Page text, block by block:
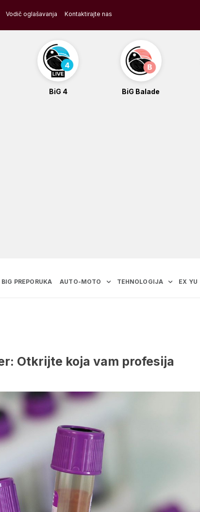
Vodič oglašavanja Kontaktirajte nas
BiG 4 BiG Balade
BIG PREPORUKA AUTO-MOTO TEHNOLOGIJA EX YU
Otkrijte koja vam profesija